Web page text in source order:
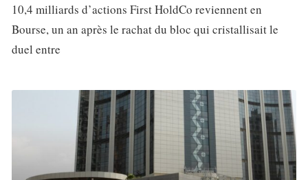
10,4 milliards d’actions First HoldCo reviennent en
Bourse, un an après le rachat du bloc qui cristallisait le
duel entre